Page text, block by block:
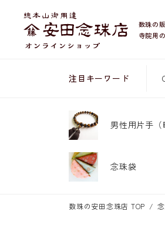
数珠の
寺院用
注目キーワード
男性用片手
念珠袋
数珠の安田念珠店 TOP